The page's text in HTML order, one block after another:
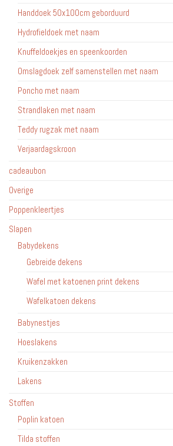
Handdoek 50x100cm geborduurd
Hydrofieldoek met naam
Knuffeldoekjes en speenkoorden
Omslagdoek zelf samenstellen met naam
Poncho met naam
Strandlaken met naam
Teddy rugzak met naam
Verjaardagskroon
cadeaubon
Overige
Poppenkleertjes
Slapen
Babydekens
Gebreide dekens
Wafel met katoenen print dekens
Wafelkatoen dekens
Babynestjes
Hoeslakens
Kruikenzakken
Lakens
Stoffen
Poplin katoen
Tilda stoffen